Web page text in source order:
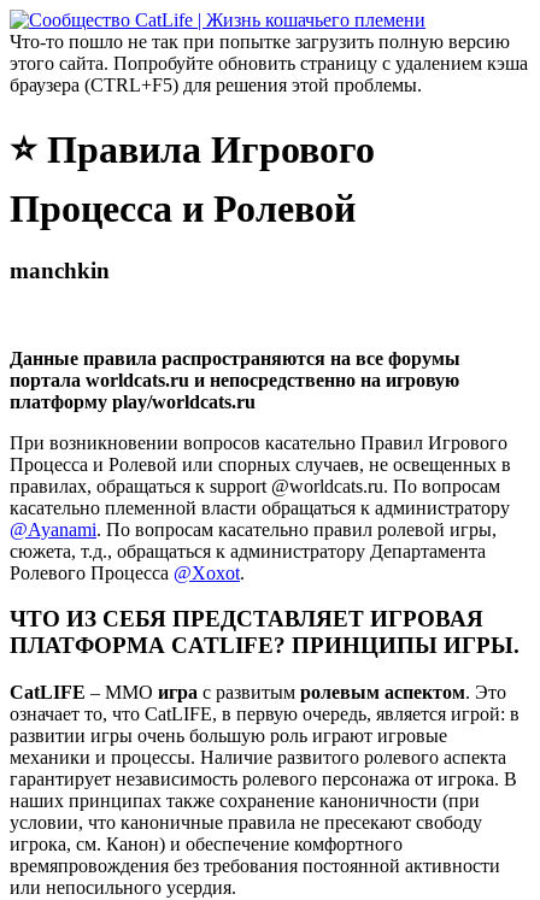
Что-то пошло не так при попытке загрузить полную версию
этого сайта. Попробуйте обновить страницу с удалением кэша
браузера (CTRL+F5) для решения этой проблемы.
⭐ Правила Игрового
Процесса и Ролевой
manchkin
Данные правила распространяются на все форумы
портала worldcats.ru и непосредственно на игровую
платформу play/worldcats.ru
При возникновении вопросов касательно Правил Игрового
Процесса и Ролевой или спорных случаев, не освещенных в
правилах, обращаться к support @worldcats.ru. По вопросам
касательно племенной власти обращаться к администратору
@Ayanami. По вопросам касательно правил ролевой игры,
сюжета, т.д., обращаться к администратору Департамента
Ролевого Процесса @Xoxot.
ЧТО ИЗ СЕБЯ ПРЕДСТАВЛЯЕТ ИГРОВАЯ
ПЛАТФОРМА CATLIFE? ПРИНЦИПЫ ИГРЫ.
CatLIFE – ММО игра с развитым ролевым аспектом. Это
означает то, что CatLIFE, в первую очередь, является игрой: в
развитии игры очень большую роль играют игровые
механики и процессы. Наличие развитого ролевого аспекта
гарантирует независимость ролевого персонажа от игрока. В
наших принципах также сохранение каноничности (при
условии, что каноничные правила не пресекают свободу
игрока, см. Канон) и обеспечение комфортного
времяпровождения без требования постоянной активности
или непосильного усердия.